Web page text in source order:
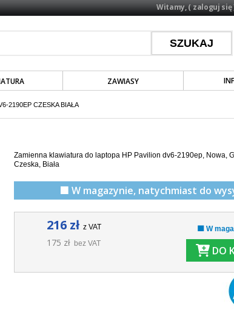
Witamy, (zaloguj się
ZAWIASY
2190EP CZESKA BIAŁA
Zamienna klawiatura do laptopa HP Pavilion dv6-2190ep, Nowa,
Czeska, Biała
🟩 W magazynie, natychmiast do
216 zł z VAT
175 zł bez VAT
🟩 W
DO